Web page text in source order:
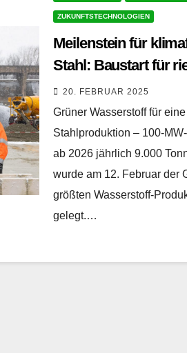
ZUKUNFTSTECHNOLOGIEN
Meilenstein für
Stahl: Baustart für
Wasserstoffanlage in
20. FEBRUAR 2025
Grüner Wasserstoff für
Stahlproduktion – 100-
ab 2026 jährlich 9.000
wurde am 12. Februar der
größten Wasserstoff-
gelegt.…